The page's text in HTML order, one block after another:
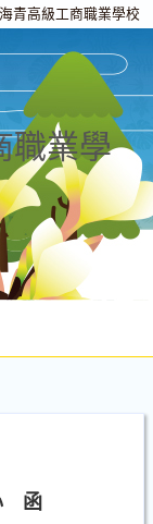
青高級工商職業學校
職業學
函